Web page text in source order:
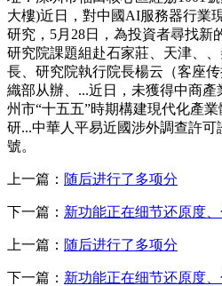
大樓)近日，對中國AI服務器行業
研究，5月28日，為投資者尋找新
研究院課題組赴石家莊、天津、
長、研究院執行院長楊云（客座
織部从辦、...近日，未獲得中商
州市“十五五”時期構建現代化產
研...中華人平易近國涉外調查許可
號。
上一篇： 随后进行了多项分
下一篇： 新功能正在细节还原度
上一篇： 随后进行了多项分
下一篇： 新功能正在细节还原度